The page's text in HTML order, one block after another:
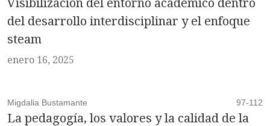
Visibilización del entorno académico dentro
del desarrollo interdisciplinar y el enfoque
steam
enero 16, 2025
Migdalia Bustamante 97-112
La pedagogía, los valores y la calidad de la